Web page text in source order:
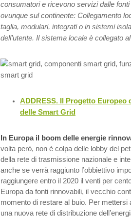
consumatori e ricevono servizi dalle
ovunque sul continente: Collegamento
taglia, modulari, integrati o in sistemi
dell’utente. Il sistema locale è collegato
ADDRESS. Il Progetto Europeo
delle Smart Grid
In Europa il boom delle energie
volta però, non è colpa delle lobby del
della rete di trasmissione nazionale e
anche se verrà raggiunto l’obbiettivo
raggiungere entro il 2020 il venti per
Europa da fonti rinnovabili, il vecchio
momento di restare al buio. Per
una nuova rete di distribuzione